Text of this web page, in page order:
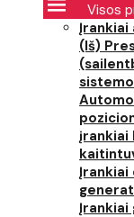
Visos
Įrankiai
(Iš)
įrankiai
Įrankiai
Įrankiai